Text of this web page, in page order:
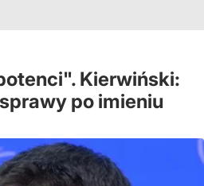
Kierwiński:
po imieniu